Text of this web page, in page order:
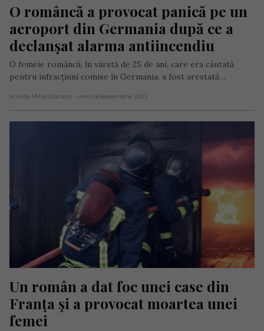
O româncă a provocat panică pe un
aeroport din Germania după ce a
declanșat alarma antiincendiu
O femeie româncă, în vârstă de 25 de ani, care era căutată
pentru infracțiuni comise în Germania, a fost arestată…
Scris de Mihai Diaconu - vineri, 8 septembrie 2023
Un român a dat foc unei case din
Franța și a provocat moartea unei
femei